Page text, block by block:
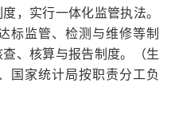
，实行一体化监管执法。
标监管、检测与维修等制
、核算与报告制度。（生
国家统计局按职责分工负